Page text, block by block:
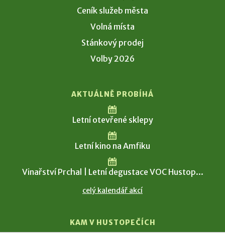
Ceník služeb města
Volná místa
Stánkový prodej
Volby 2026
AKTUÁLNĚ PROBÍHÁ
Letní otevřené sklepy
Letní kino na Amfiku
Vinařství Prchal | Letní degustace VOC Hustop...
celý kalendář akcí
KAM V HUSTOPEČÍCH